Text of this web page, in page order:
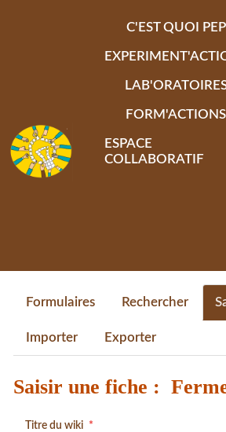
C'EST QUOI PEP
FORM'ACTIONS
ESPACE
COLLABORATIF
Formulaires Rechercher
Importer Exporter
Saisir une fiche :
Titre du wiki